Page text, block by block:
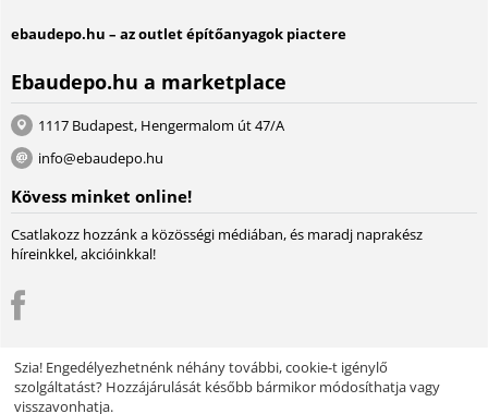
ebaudepo.hu – az outlet építőanyagok piactere
Ebaudepo.hu a marketplace
1117 Budapest, Hengermalom út 47/A
info@ebaudepo.hu
Kövess minket online!
Csatlakozz hozzánk a közösségi médiában, és maradj naprakész
híreinkkel, akcióinkkal!
© 2004 - 2026 Lambda Systeme Kft.. A piactér motorja:Multi-Vendor -
Webáruház szoftver
Szia! Engedélyezhetnénk néhány további, cookie-t igénylő
szolgáltatást? Hozzájárulását később bármikor módosíthatja vagy
visszavonhatja.